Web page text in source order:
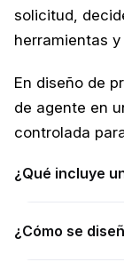
solicitud,
herramientas
En diseño de
de agente en
controlada
¿Qué incluye
¿Cómo se